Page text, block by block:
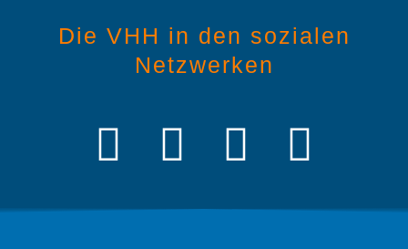
Die VHH in den sozialen
Netzwerken